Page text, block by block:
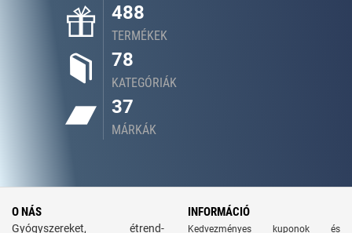
488
TERMÉKEK
78
KATEGÓRIÁK
37
MÁRKÁK
O NÁS
Gyógyszereket, étrend-
INFORMÁCIÓ
Kedvezményes kuponok és